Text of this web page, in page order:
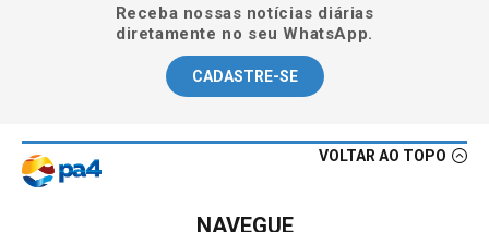
Receba nossas notícias diárias
diretamente no seu WhatsApp.
CADASTRE-SE
VOLTAR AO TOPO
NAVEGUE